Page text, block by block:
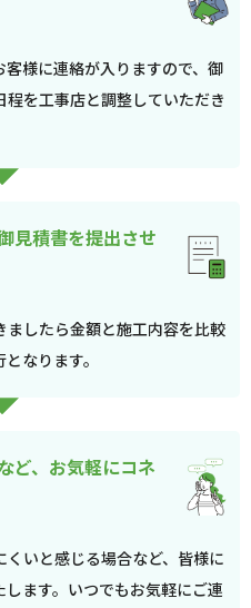
様に連絡が入りますので、御
を工事店と調整していただき
見積書を提出させ
ましたら金額と施工内容を比較
なります。
ど、お気軽にコネ
いと感じる場合など、皆様に
ます。いつでもお気軽にご連